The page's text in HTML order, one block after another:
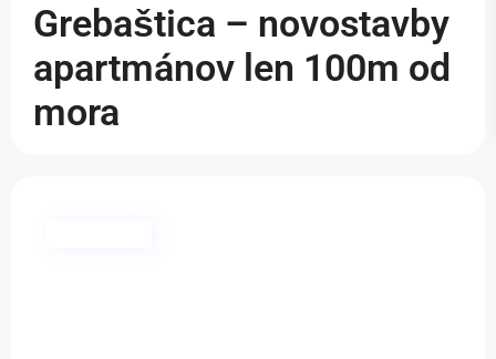
Grebaštica – novostavby
apartmánov len 100m od
mora